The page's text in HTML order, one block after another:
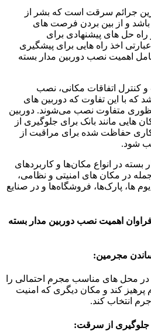
جرائم سرقت است که بشر از
باشد و از بین بردن فرصت های
حل های پیشنهادی برای
اخذ راه هایی برای پیشگیری
اهمیت نصب دوربین مدار بسته
کنترل اتفاقات مکانی، نصب
که با این تفاوت که دوربین‌ های
متفاوت نصب می‌شوند. دوربین
مانند بانک برای جلوگیری از
حفاظت شده برای مراقبت از
شود.
در انواع مکان‌ها و کاربردهای
در مکان های امنیتی و نظامی،
ها، پارک‌ها، فروشگاه‌ها و در صنایع
فراوان اهمیت نصب دوربین مدار بسته
مجرمین:
در محل های مناسب مجرم احتمالی را
پرهیز کند و مکان دیگری که امنیت
جرم انتخاب کند.
جلوگیری از سرقت: